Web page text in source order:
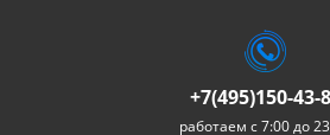
+7(495)150-43-
работаем с 7:00 до